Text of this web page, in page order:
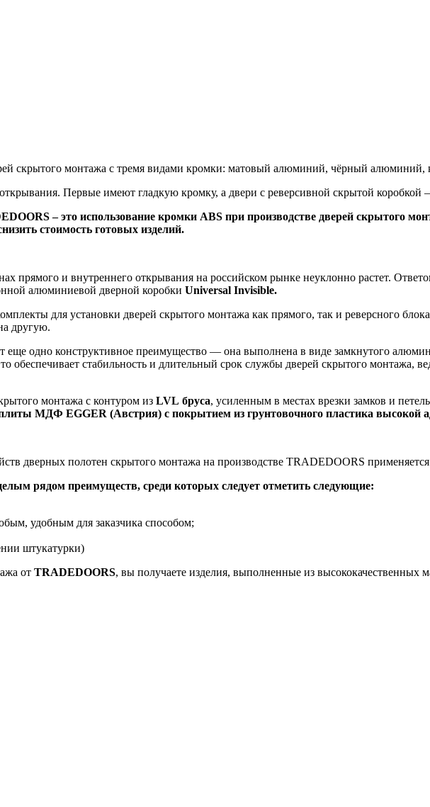
скрытого монтажа с тремя видами кромки: матовый алюминий, чёрный алюминий,
Первые имеют гладкую кромку, а двери с реверсивной скрытой коробкой
‒ это использование кромки ABS при производстве дверей скрытого
стоимость готовых изделий.
прямого и внутреннего открывания на российском рынке неуклонно растет.
алюминиевой дверной коробки Universal Invisible.
для установки дверей скрытого монтажа как прямого, так и реверсного
другую.
еще одно конструктивное преимущество — она выполнена в виде замкнутого
обеспечивает стабильность и длительный срок службы дверей скрытого монтажа,
монтажа с контуром из LVL бруса, усиленным в местах врезки замков и
МДФ EGGER (Австрия) с покрытием из грунтовочного пластика высокой
дверных полотен скрытого монтажа на производстве TRADEDOORS
рядом преимуществ, среди которых следует отметить следующие:
удобным для заказчика способом;
штукатурки)
от TRADEDOORS, вы получаете изделия, выполненные из высококачественных